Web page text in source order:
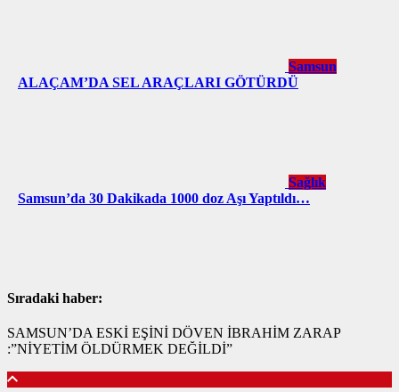
Samsun
ALAÇAM’DA SEL ARAÇLARI GÖTÜRDÜ
Sağlık
Samsun’da 30 Dakikada 1000 doz Aşı Yaptıldı…
Sıradaki haber:
SAMSUN’DA ESKİ EŞİNİ DÖVEN İBRAHİM ZARAP
:”NİYETİM ÖLDÜRMEK DEĞİLDİ”